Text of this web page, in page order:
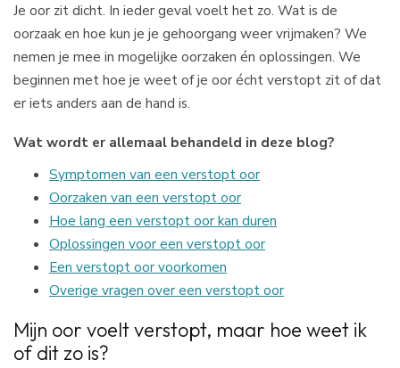
Je oor zit dicht. In ieder geval voelt het zo. Wat is de
oorzaak en hoe kun je je gehoorgang weer vrijmaken? We
nemen je mee in mogelijke oorzaken én oplossingen. We
beginnen met hoe je weet of je oor écht verstopt zit of dat
er iets anders aan de hand is.
Wat wordt er allemaal behandeld in deze blog?
Symptomen van een verstopt oor
Oorzaken van een verstopt oor
Hoe lang een verstopt oor kan duren
Oplossingen voor een verstopt oor
Een verstopt oor voorkomen
Overige vragen over een verstopt oor
Mijn oor voelt verstopt, maar hoe weet ik
of dit zo is?